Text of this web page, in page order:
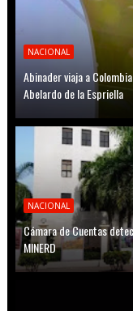
NACIONAL
Abinader viaja a
Abelardo de la Espriella
NACIONAL
Cámara de Cuentas
MINERD